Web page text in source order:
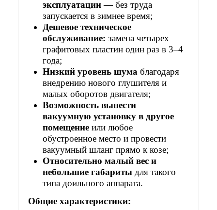
эксплуатации— без труда
запускается в зимнее время;
Дешевое техническое
обслуживание: замена четырех
графитовых пластин один раз в 3–4
года;
Низкий уровень шума благодаря
внедрению нового глушителя и
малых оборотов двигателя;
Возможность вынести
вакуумную установку в другое
помещение или любое
обустроенное место и провести
вакуумный шланг прямо к козе;
Относительно малый вес и
небольшие габариты для такого
типа доильного аппарата.
Общие характеристики: